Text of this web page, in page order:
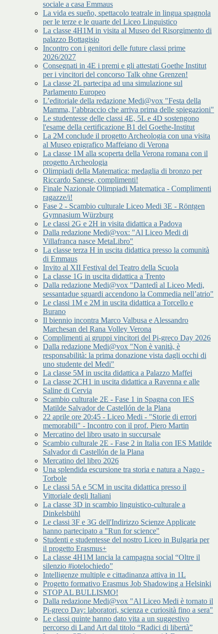
sociale a casa Emmaus
La vida es sueño, spettacolo teatrale in lingua spagnola
per le terze e le quarte del Liceo Linguistico
La classe 4H1M in visita al Museo del Risorgimento di
palazzo Bottagisio
Incontro con i genitori delle future classi prime
2026/2027
Consegnati in 4E i premi e gli attestati Goethe Institut
per i vincitori del concorso Talk ohne Grenzen!
La classe 2L partecipa ad una simulazione sul
Parlamento Europeo
L’editoriale della redazione Medi@vox "Festa della
Mamma, l’abbraccio che arriva prima delle spiegazioni"
Le studentesse delle classi 4E, 5L e 4D sostengono
l'esame della certificazione B1 del Goethe-Institut
La 2M conclude il progetto Archeologia con una visita
al Museo epigrafico Maffeiano di Verona
La classe 1M alla scoperta della Verona romana con il
progetto Archeologia
Olimpiadi della Matematica: medaglia di bronzo per
Riccardo Sanese, complimenti!
Finale Nazionale Olimpiadi Matematica - Complimenti
ragazze/i!
Fase 2 - Scambio culturale Liceo Medi 3E - Röntgen
Gymnasium Würzburg
Le classi 2G e 2H in visita didattica a Padova
Dalla redazione Medi@vox: "Al Liceo Medi di
Villafranca nasce MetaLibro"
La classe terza H in uscita didattica presso la comunità
di Emmaus
Invito al XII Festival del Teatro della Scuola
La classe 1G in uscita didattica a Trento
Dalla redazione Medi@vox "Dantedì al Liceo Medi,
sessantadue sguardi accendono la Commedia nell’atrio"
Le classi 1M e 2M in uscita didattica a Torcello e
Burano
Il biennio incontra Marco Valbusa e Alessandro
Marchesan del Rana Volley Verona
Complimenti ai gruppi vincitori del Pi-greco Day 2026
Dalla redazione Medi@vox "Non è vanità, è
responsabilità: la prima donazione vista dagli occhi di
uno studente del Medi"
La classe 5M in uscita didattica a Palazzo Maffei
La classe 2CH1 in uscita didattica a Ravenna e alle
Saline di Cervia
Scambio culturale 2E - Fase 1 in Spagna con IES
Matilde Salvador de Castellón de la Plana
22 aprile ore 20:45 - Liceo Medi - "Storie di errori
memorabili" - Incontro con il prof. Piero Martin
Mercatino del libro usato in succursale
Scambio culturale 2E - Fase 2 in Italia con IES Matilde
Salvador di Castellón de la Plana
Mercatino del libro 2026
Una splendida escursione tra storia e natura a Nago -
Torbole
Le classi 5A e 5CM in uscita didattica presso il
Vittoriale degli Italiani
La classe 3D in scambio linguistico-culturale a
Dinkelsbühl
Le classi 3F e 3G dell'Indirizzo Scienze Applicate
hanno partecipato a "Run for science"
Studenti e studentesse del nostro Liceo in Bulgaria per
il progetto Erasmus+
La classe 4H1M lancia la campagna social “Oltre il
silenzio #iotelochiedo”
Intelligenze multiple e cittadinanza attiva in 1L
Progetto formativo Erasmus Job Shadowing a Helsinki
STOP AL BULLISMO!
Dalla redazione Medi@vox "Al Liceo Medi è tornato il
Pi-greco Day: laboratori, scienza e curiosità fino a sera"
Le classi quinte hanno dato vita a un suggestivo
percorso di Land Art dal titolo “Radici di libertà”